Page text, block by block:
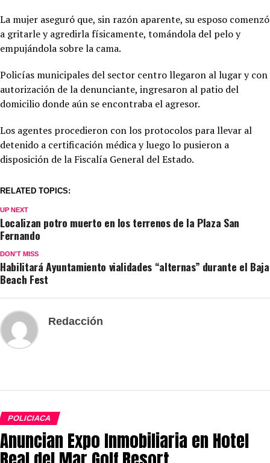
La mujer aseguró que, sin razón aparente, su esposo comenzó
a gritarle y agredirla físicamente, tomándola del pelo y
empujándola sobre la cama.
Policías municipales del sector centro llegaron al lugar y con
autorización de la denunciante, ingresaron al patio del
domicilio donde aún se encontraba el agresor.
Los agentes procedieron con los protocolos para llevar al
detenido a certificación médica y luego lo pusieron a
disposición de la Fiscalía General del Estado.
RELATED TOPICS:
UP NEXT
Localizan potro muerto en los terrenos de la Plaza San
Fernando
DON'T MISS
Habilitará Ayuntamiento vialidades “alternas” durante el Baja
Beach Fest
Redacción
POLICIACA
Anuncian Expo Inmobiliaria en Hotel